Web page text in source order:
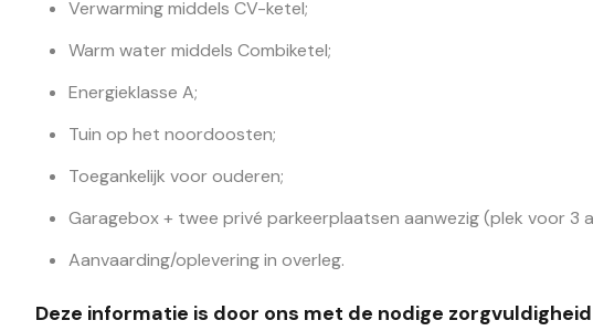
Verwarming middels CV-ketel;
Warm water middels Combiketel;
Energieklasse A;
Tuin op het noordoosten;
Toegankelijk voor ouderen;
Garagebox + twee privé parkeerplaatsen aanwezig (plek voor 3
Aanvaarding/oplevering in overleg.
Deze informatie is door ons met de nodige